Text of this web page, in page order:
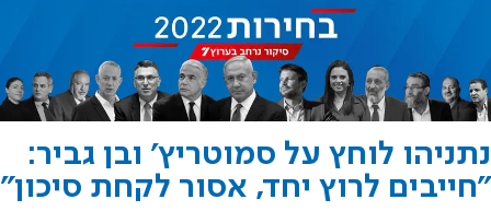
נתניהו לוחץ על סמוטריץ' ובן גביר:
"חייבים לרוץ יחד, אסור לקחת סיכון"